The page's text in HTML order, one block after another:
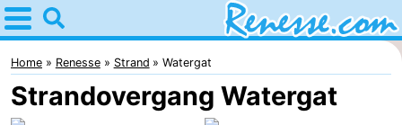
Home
Renesse
Tips
Home Renesse Strand Watergat
Strandovergang Watergat